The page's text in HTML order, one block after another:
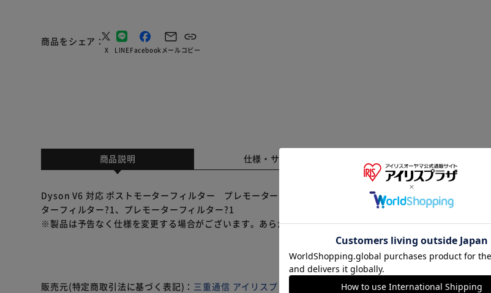
商品をシェア
X LINEFacebookメールコピー
商品説明 仕様・サイズ
Dyson V6 対応 ポストモーターフィルター プレモーターフィルター セット 内容物： V6シリーズ用ポストモー
ターフィルター?1、プレモーターフィルター?1
※製品は予告なく仕様を変更する場合がございます。あらかじめご了承ください。
販売元(特定商取引法に基づく表記)： 三重通信 アイリスプラザ店
※ご確認ください